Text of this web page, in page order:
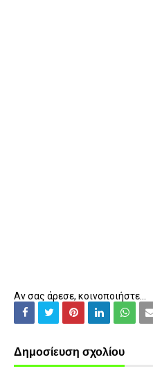
Αν σας άρεσε, κοινοποιήστε...
Δημοσίευση σχολίου